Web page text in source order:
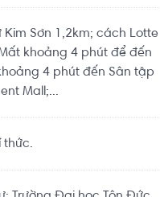
Sơn 1,2km; cách Lotte
khoảng 4 phút để đến
4 phút đến Sân tập
Mall;...
thức.